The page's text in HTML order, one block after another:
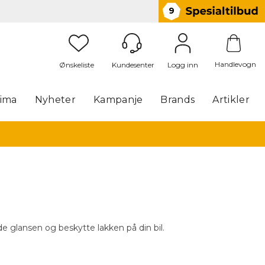
9
Logg inn Handlevogn
Nyheter Kampanje Brands Artikler
glansen og beskytte lakken på din bil.